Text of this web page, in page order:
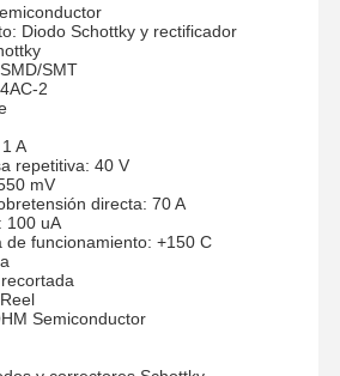
Diodo Schottky y rectificador
SMT
2
A
repetitiva: 40 V
mV
directa: 70 A
100 uA
de funcionamiento: +150 C
Semiconductor